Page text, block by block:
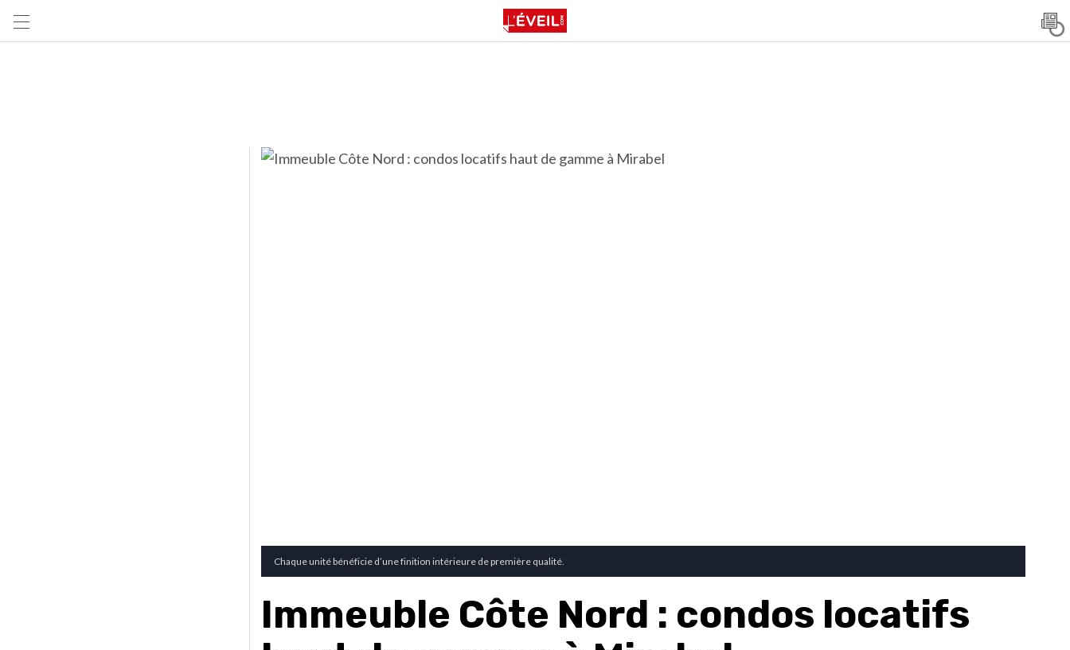
Chaque unité bénéficie d’une finition intérieure de première qualité.
Immeuble Côte Nord : condos locatifs